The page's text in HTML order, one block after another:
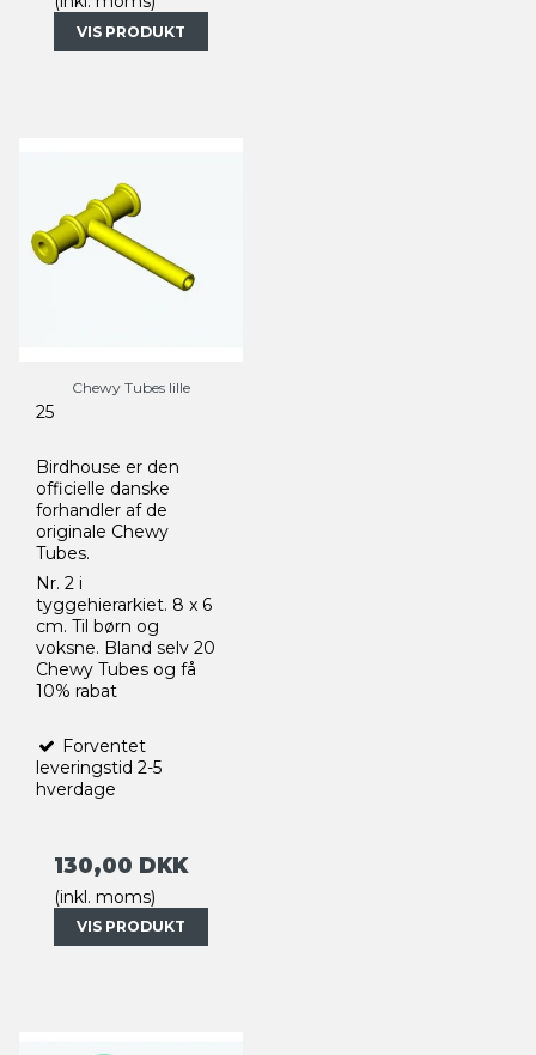
VIS PRODUKT
Chewy Tubes lille
25
Birdhouse er den
officielle danske
forhandler af de
originale Chewy
Tubes.
Nr. 2 i
tyggehierarkiet. 8 x 6
cm. Til børn og
voksne. Bland selv 20
Chewy Tubes og få
10% rabat
Forventet
leveringstid 2-5
hverdage
130,00 DKK
(inkl. moms)
VIS PRODUKT